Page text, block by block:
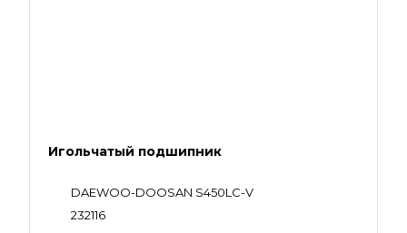
Игольчатый подшипник
DAEWOO-DOOSAN S450LC-V
232116